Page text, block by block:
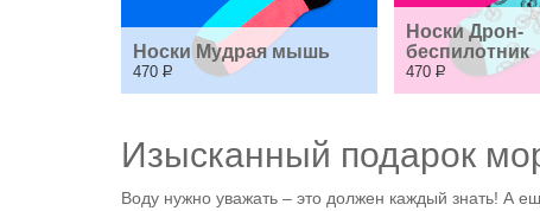
Носки Мудрая мышь
470 Р
Носки Дрон-
беспилотник
470 Р
Изысканный подарок
Воду нужно уважать – это должен каждый знать! А